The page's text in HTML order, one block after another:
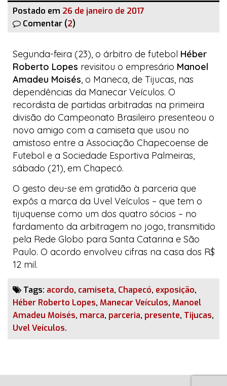
Postado em 26 de janeiro de 2017
Comentar (2)
Segunda-feira (23), o árbitro de futebol Héber
Roberto Lopes revisitou o empresário Manoel
Amadeu Moisés, o Maneca, de Tijucas, nas
dependências da Manecar Veículos. O
recordista de partidas arbitradas na primeira
divisão do Campeonato Brasileiro presenteou o
novo amigo com a camiseta que usou no
amistoso entre a Associação Chapecoense de
Futebol e a Sociedade Esportiva Palmeiras,
sábado (21), em Chapecó.
O gesto deu-se em gratidão à parceria que
expôs a marca da Uvel Veículos – que tem o
tijuquense como um dos quatro sócios – no
fardamento da arbitragem no jogo, transmitido
pela Rede Globo para Santa Catarina e São
Paulo. O acordo envolveu cifras na casa dos R$
12 mil.
Tags: acordo, camiseta, Chapecó, exposição,
Héber Roberto Lopes, Manecar Veículos, Manoel
Amadeu Moisés, marca, parceria, presente, Tijucas,
Uvel Veículos.